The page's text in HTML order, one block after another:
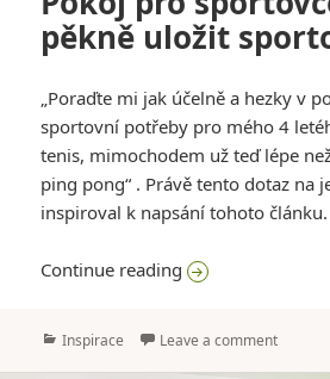
pěkně uložit
„Poraďte mi jak účelně a hezky v
sportovní potřeby pro mého 4
tenis, mimochodem už teď lépe
ping pong“ . Právě tento dotaz na
inspiroval k napsání tohoto článku.
Continue readingPokoj pro
Categories
Inspirace Leave a comment